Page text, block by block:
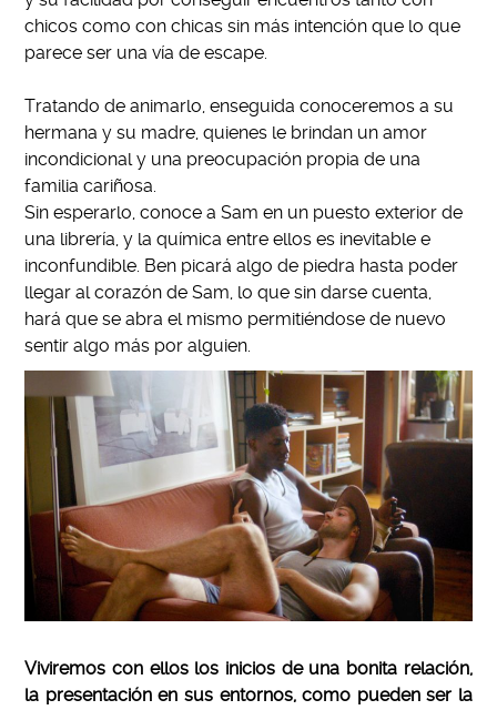
chicos como con chicas sin más intención que lo que
parece ser una vía de escape.
Tratando de animarlo, enseguida conoceremos a su
hermana y su madre, quienes le brindan un amor
incondicional y una preocupación propia de una
familia cariñosa.
Sin esperarlo, conoce a Sam en un puesto exterior de
una librería, y la química entre ellos es inevitable e
inconfundible. Ben picará algo de piedra hasta poder
llegar al corazón de Sam, lo que sin darse cuenta,
hará que se abra el mismo permitiéndose de nuevo
sentir algo más por alguien.
Viviremos con ellos los inicios de una bonita relación,
la presentación en sus entornos, como pueden ser la